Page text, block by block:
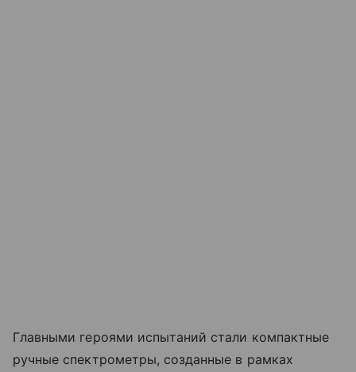
Главными героями испытаний стали компактные
ручные спектрометры, созданные в рамках